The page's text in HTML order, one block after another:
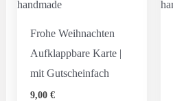
Frohe Weihnachten
Aufklappbare Karte |
mit Gutscheinfach
9,00 €